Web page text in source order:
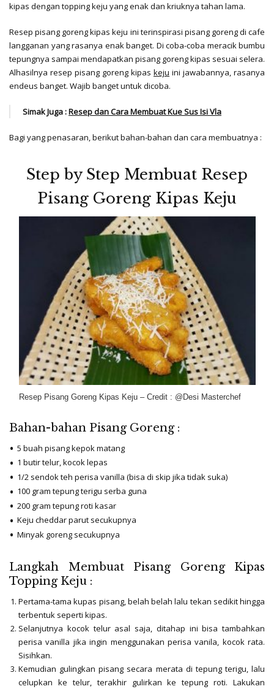
kipas dengan topping keju yang enak dan kriuknya tahan lama.
Resep pisang goreng kipas keju ini terinspirasi pisang goreng di cafe
langganan yang rasanya enak banget. Di coba-coba meracik bumbu
tepungnya sampai mendapatkan pisang goreng kipas sesuai selera.
Alhasilnya resep pisang goreng kipas keju ini jawabannya, rasanya
endeus banget. Wajib banget untuk dicoba.
Simak Juga :Resep dan Cara Membuat Kue Sus Isi Vla
Bagi yang penasaran, berikut bahan-bahan dan cara membuatnya :
Step by Step Membuat Resep
Pisang Goreng Kipas Keju
Resep Pisang Goreng Kipas Keju – Credit : @Desi Masterchef
Bahan-bahan Pisang Goreng :
5 buah pisang kepok matang
1 butir telur, kocok lepas
1/2 sendok teh perisa vanilla (bisa di skip jika tidak suka)
100 gram tepung terigu serba guna
200 gram tepung roti kasar
Keju cheddar parut secukupnya
Minyak goreng secukupnya
Langkah Membuat Pisang Goreng Kipas
Topping Keju :
Pertama-tama kupas pisang, belah belah lalu tekan sedikit hingga
terbentuk seperti kipas.
Selanjutnya kocok telur asal saja, ditahap ini bisa tambahkan
perisa vanilla jika ingin menggunakan perisa vanila, kocok rata.
Sisihkan.
Kemudian gulingkan pisang secara merata di tepung terigu, lalu
celupkan ke telur, terakhir gulirkan ke tepung roti. Lakukan